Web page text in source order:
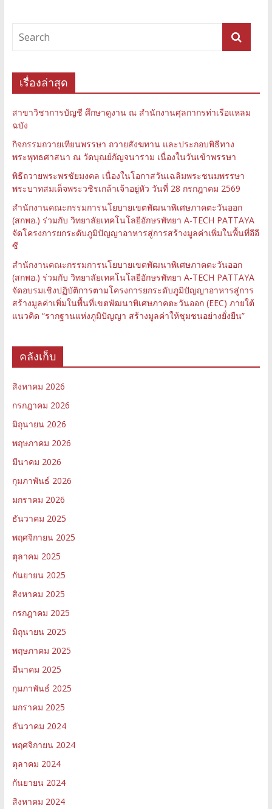
เรื่องล่าสุด
สาขาวิชาการบัญชี ศึกษาดูงาน ณ สำนักงานศุลกากรท่าเรือแหลม
ฉบัง
กิจกรรมถวายเทียนพรรษา ถวายสังฆทาน และประกอบพิธีทาง
พระพุทธศาสนา ณ วัดบุณย์กัญจนาราม เนื่องในวันเข้าพรรษา
พิธีถวายพระพรชัยมงคล เนื่องในโอกาสวันเฉลิมพระชนมพรรษา
พระบาทสมเด็จพระวชิรเกล้าเจ้าอยู่หัว วันที่ 28 กรกฎาคม 2569
สำนักงานคณะกรรมการนโยบายเขตพัฒนาพิเศษภาคตะวันออก
(สกพอ.) ร่วมกับ วิทยาลัยเทคโนโลยีอักษรพัทยา A-TECH PATTAYA
จัดโครงการยกระดับภูมิปัญญาอาหารสู่การสร้างมูลค่าเพิ่มในพื้นที่อีอี
ซี
สำนักงานคณะกรรมการนโยบายเขตพัฒนาพิเศษภาคตะวันออก
(สกพอ.) ร่วมกับ วิทยาลัยเทคโนโลยีอักษรพัทยา A-TECH PATTAYA
จัดอบรมเชิงปฏิบัติการตามโครงการยกระดับภูมิปัญญาอาหารสู่การ
สร้างมูลค่าเพิ่มในพื้นที่เขตพัฒนาพิเศษภาคตะวันออก (EEC) ภายใต้
แนวคิด “รากฐานแห่งภูมิปัญญา สร้างมูลค่าให้ชุมชนอย่างยั่งยืน”
คลังเก็บ
สิงหาคม 2026
กรกฎาคม 2026
มิถุนายน 2026
พฤษภาคม 2026
มีนาคม 2026
กุมภาพันธ์ 2026
มกราคม 2026
ธันวาคม 2025
พฤศจิกายน 2025
ตุลาคม 2025
กันยายน 2025
สิงหาคม 2025
กรกฎาคม 2025
มิถุนายน 2025
พฤษภาคม 2025
มีนาคม 2025
กุมภาพันธ์ 2025
มกราคม 2025
ธันวาคม 2024
พฤศจิกายน 2024
ตุลาคม 2024
กันยายน 2024
สิงหาคม 2024